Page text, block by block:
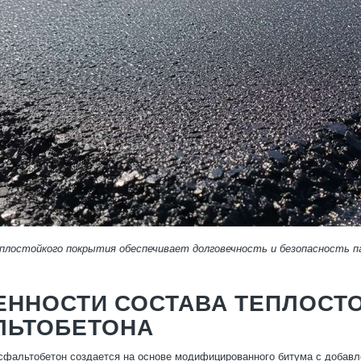
покрытия обеспечивает долговечность и безопасность
СОСТАВА
создается на основе модифицированного битума с